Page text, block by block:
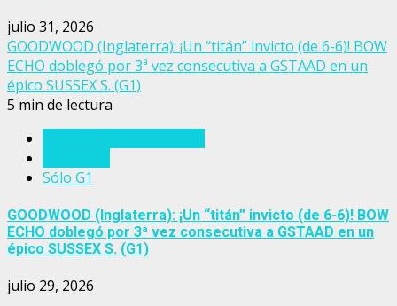
julio 31, 2026
GOODWOOD (Inglaterra): ¡Un “titán” invicto (de 6-6)! BOW
ECHO doblegó por 3ª vez consecutiva a GSTAAD en un
épico SUSSEX S. (G1)
5 min de lectura
Sólo G1
GOODWOOD (Inglaterra): ¡Un “titán” invicto (de 6-6)! BOW
ECHO doblegó por 3ª vez consecutiva a GSTAAD en un
épico SUSSEX S. (G1)
julio 29, 2026